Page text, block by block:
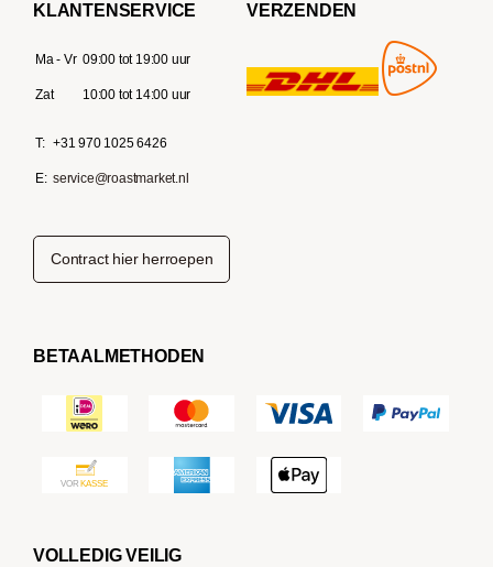
KLANTENSERVICE
Ma - Vr 09:00 tot 19:00 uur
Zat 10:00 tot 14:00 uur
T: +31 970 1025 6426
E: service@roastmarket.nl
VERZENDEN
Contract hier herroepen
BETAALMETHODEN
VOLLEDIG VEILIG